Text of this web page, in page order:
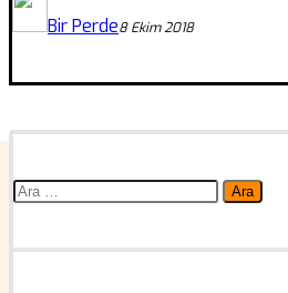
Bir Perde8 Ekim 2018
Arama: